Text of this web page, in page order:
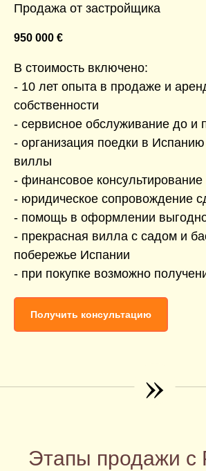
Продажа от застройщика
950 000 €
В стоимость включено:
- 10 лет опыта в продаже и
собственности
- сервисное обслуживание до и
- организация поедки в Испанию
виллы
- финансовое консультирование
- юридическое сопровождение
- помощь в оформлении
- прекрасная вилла с садом и
побережье Испании
- при покупке возможно
Получить консультацию
»
Этапы продажи с